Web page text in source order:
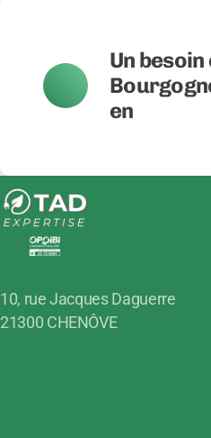
Un besoin
en
10, rue Jacques Daguerre
21300 CHENÔVE